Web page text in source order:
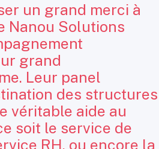
un grand merci à
Nanou Solutions
grand
Leur panel
des structures
véritable aide au
soit le service de
RH, ou encore la